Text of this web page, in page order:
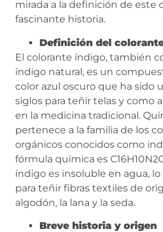
mirada a la definición de este
fascinante historia.
Definición del
El colorante índigo, también
índigo natural, es un
color azul oscuro que ha sido
siglos para teñir telas y como
en la medicina tradicional.
pertenece a la familia de los
orgánicos conocidos como
fórmula química es
índigo es insoluble en agua,
para teñir fibras textiles de
algodón, la lana y la seda.
Breve historia y origen